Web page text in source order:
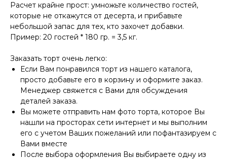
Расчет крайне прост: умножьте количество гостей,
которые не откажутся от десерта, и прибавьте
небольшой запас для тех, кто захочет добавки.
Пример: 20 гостей * 180 гр. = 3,5 кг.
Заказать торт очень легко:
Если Вам понравился торт из нашего каталога,
просто добавьте его в корзину и оформите заказ.
Менеджер свяжется с Вами для обсуждения
деталей заказа.
Вы можете отправить нам фото торта, которое Вы
нашли на просторах сети интернет и мы выполним
его с учетом Ваших пожеланий или пофантазируем с
Вами вместе
После выбора оформления Вы выбираете одну из